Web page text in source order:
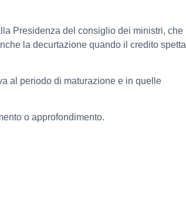
Presidenza del consiglio dei ministri, che
la decurtazione quando il credito spetta
al periodo di maturazione e in quelle
o approfondimento.